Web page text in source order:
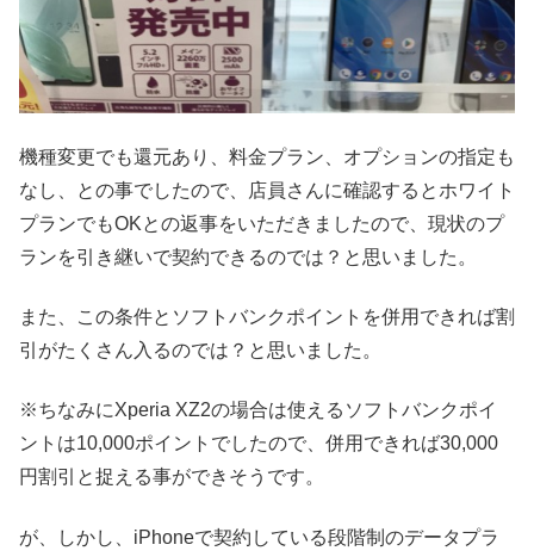
機種変更でも還元あり、料金プラン、オプションの指定も
なし、との事でしたので、店員さんに確認するとホワイト
プランでもOKとの返事をいただきましたので、現状のプ
ランを引き継いで契約できるのでは？と思いました。
また、この条件とソフトバンクポイントを併用できれば割
引がたくさん入るのでは？と思いました。
※ちなみにXperia XZ2の場合は使えるソフトバンクポイ
ントは10,000ポイントでしたので、併用できれば30,000
円割引と捉える事ができそうです。
が、しかし、iPhoneで契約している段階制のデータプラ